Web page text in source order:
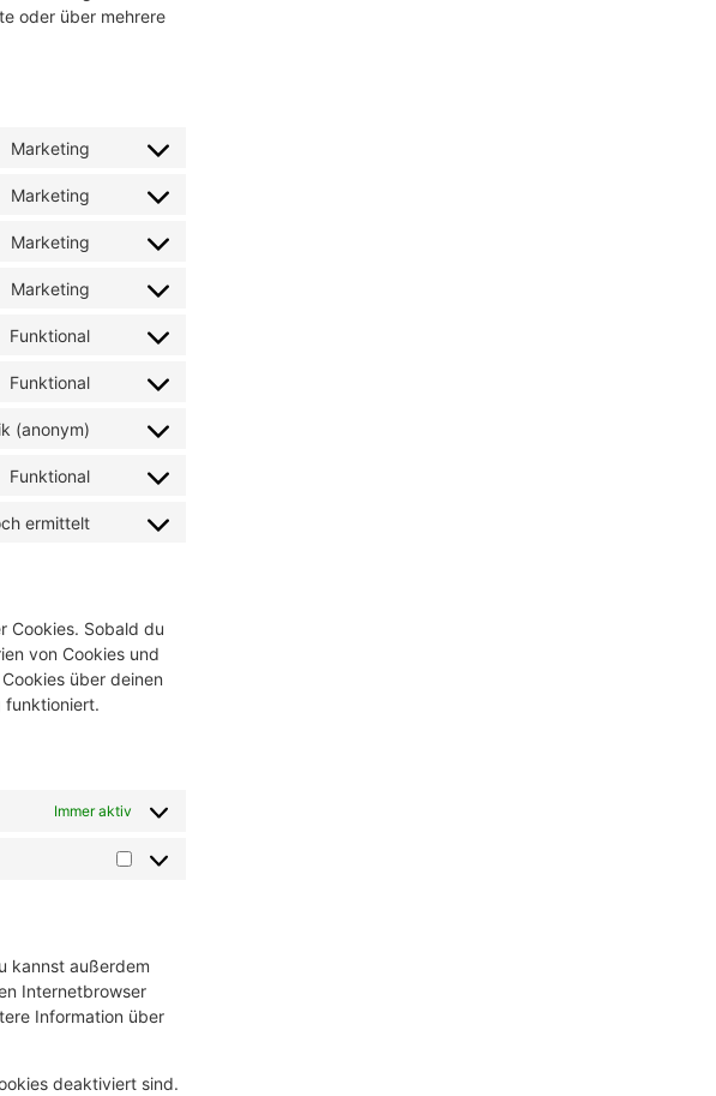
oder über mehrere
Marketing
Marketing
Marketing
Marketing
Funktional
Funktional
(anonym)
Funktional
ermittelt
Cookies. Sobald du
von Cookies und
über deinen
funktioniert.
Immer aktiv
kannst außerdem
Internetbrowser
Information über
deaktiviert sind.